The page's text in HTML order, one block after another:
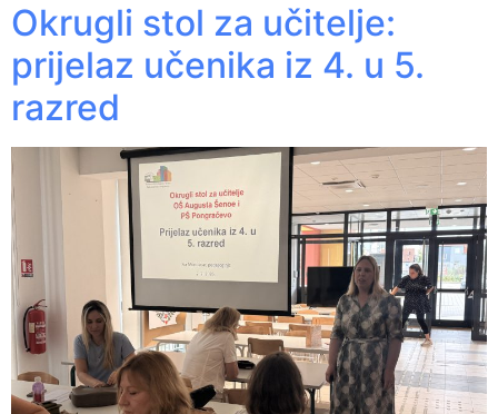
Okrugli stol za učitelje:
prijelaz učenika iz 4. u 5.
razred